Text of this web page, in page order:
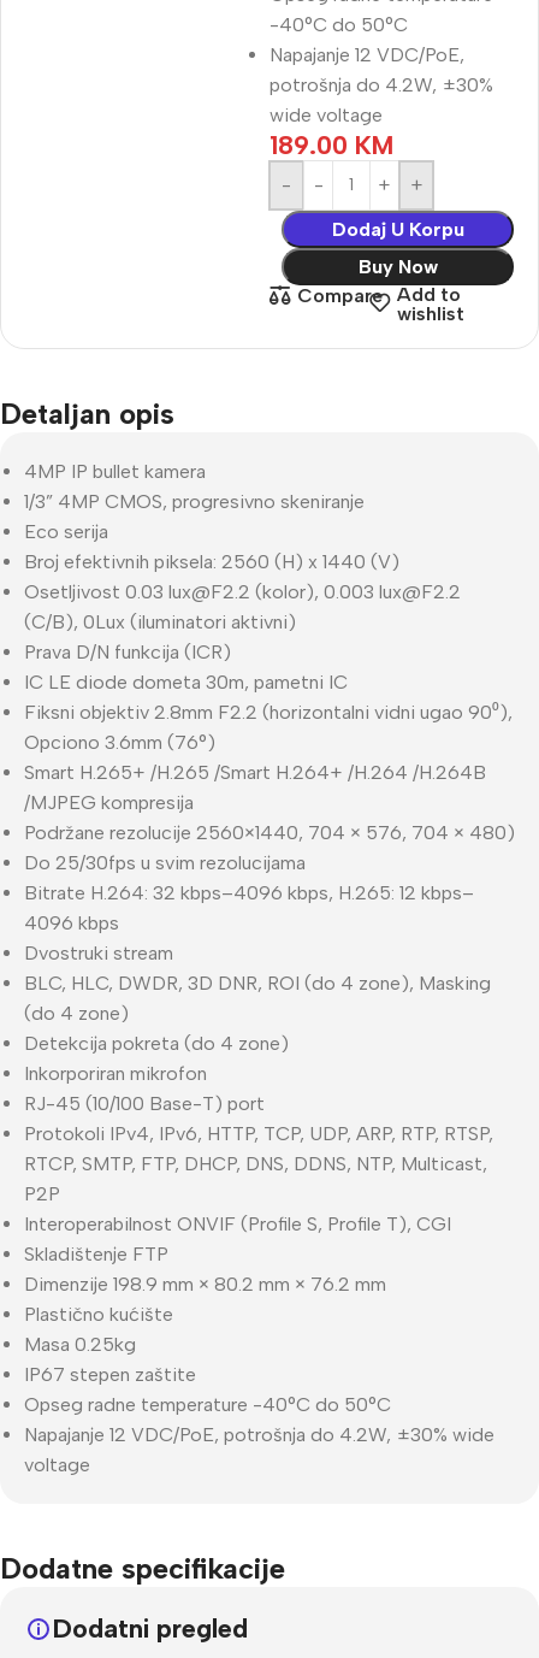
-40°C do 50°C
Napajanje 12 VDC/PoE,
potrošnja do 4.2W, ±30%
wide voltage
189.00 KM
-
+
Dodaj U Korpu
Buy Now
Compare
Add to
wishlist
Detaljan opis
4MP IP bullet kamera
1/3” 4MP CMOS, progresivno skeniranje
Eco serija
Broj efektivnih piksela: 2560 (H) x 1440 (V)
Osetljivost 0.03 lux@F2.2 (kolor), 0.003 lux@F2.2
(C/B), 0Lux (iluminatori aktivni)
Prava D/N funkcija (ICR)
IC LE diode dometa 30m, pametni IC
Fiksni objektiv 2.8mm F2.2 (horizontalni vidni ugao 90⁰),
Opciono 3.6mm (76°)
Smart H.265+ /H.265 /Smart H.264+ /H.264 /H.264B
/MJPEG kompresija
Podržane rezolucije 2560×1440, 704 × 576, 704 × 480)
Do 25/30fps u svim rezolucijama
Bitrate H.264: 32 kbps–4096 kbps, H.265: 12 kbps–
4096 kbps
Dvostruki stream
BLC, HLC, DWDR, 3D DNR, ROI (do 4 zone), Masking
(do 4 zone)
Detekcija pokreta (do 4 zone)
Inkorporiran mikrofon
RJ-45 (10/100 Base-T) port
Protokoli IPv4, IPv6, HTTP, TCP, UDP, ARP, RTP, RTSP,
RTCP, SMTP, FTP, DHCP, DNS, DDNS, NTP, Multicast,
P2P
Interoperabilnost ONVIF (Profile S, Profile T), CGI
Skladištenje FTP
Dimenzije 198.9 mm × 80.2 mm × 76.2 mm
Plastično kućište
Masa 0.25kg
IP67 stepen zaštite
Opseg radne temperature -40°C do 50°C
Napajanje 12 VDC/PoE, potrošnja do 4.2W, ±30% wide
voltage
Dodatne specifikacije
Dodatni pregled